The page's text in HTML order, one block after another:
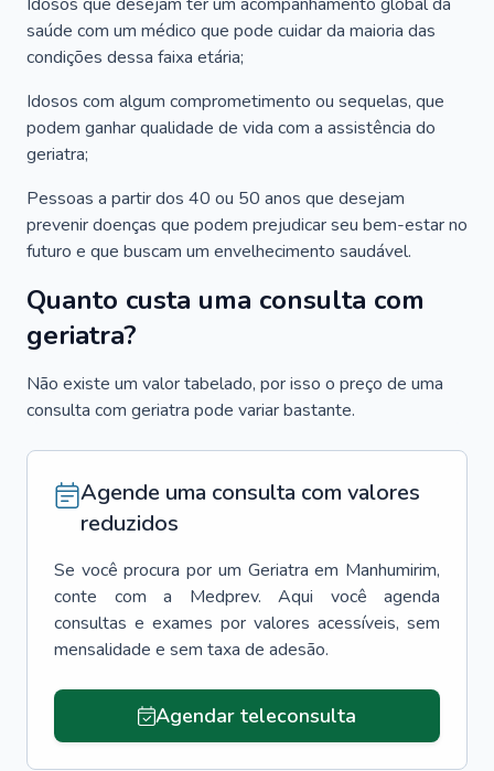
saúde com um médico que pode cuidar da maioria das
condições dessa faixa etária;
Idosos com algum comprometimento ou sequelas, que
podem ganhar qualidade de vida com a assistência do
geriatra;
Pessoas a partir dos 40 ou 50 anos que desejam
prevenir doenças que podem prejudicar seu bem-estar no
futuro e que buscam um envelhecimento saudável.
Quanto custa uma consulta com
geriatra?
Não existe um valor tabelado, por isso o preço de uma
consulta com geriatra pode variar bastante.
Agende uma consulta com valores
reduzidos
Se você procura por um Geriatra em Manhumirim,
conte com a Medprev. Aqui você agenda
consultas e exames por valores acessíveis, sem
mensalidade e sem taxa de adesão.
Agendar teleconsulta